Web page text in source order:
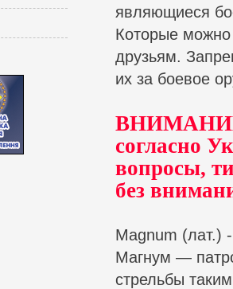
являющиеся
Которые можно
друзьям.
их за боевое
ВНИМАНИЕ!
согласно
вопросы,
без
Magnum (лат.)
Магнум —
стрельбы